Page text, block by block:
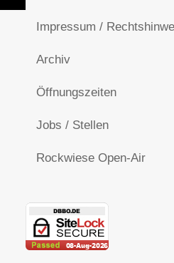
Impressum /
Archiv
Öffnungszeiten
Jobs / Stellen
Rockwiese Open-Air